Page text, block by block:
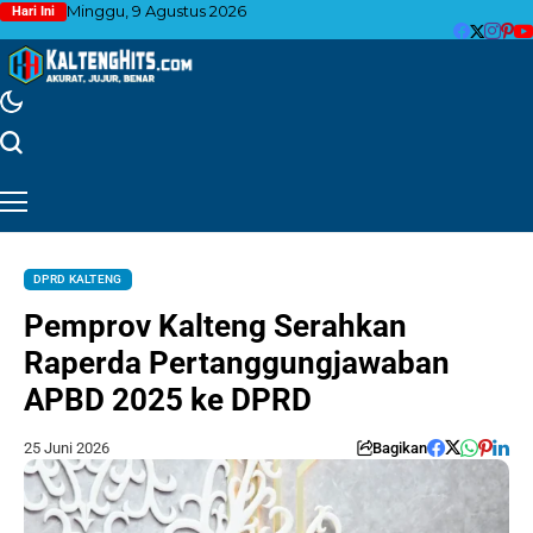
Hari Ini Minggu, 9 Agustus 2026
DPRD KALTENG
Pemprov Kalteng Serahkan
Raperda Pertanggungjawaban
APBD 2025 ke DPRD
25 Juni 2026 Bagikan